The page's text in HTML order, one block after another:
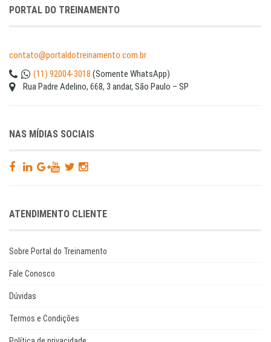
PORTAL DO TREINAMENTO
contato@portaldotreinamento.com.br
(11) 92004-3018 (Somente WhatsApp)
Rua Padre Adelino, 668, 3 andar, São Paulo – SP
NAS MÍDIAS SOCIAIS
ATENDIMENTO CLIENTE
Sobre Portal do Treinamento
Fale Conosco
Dúvidas
Termos e Condições